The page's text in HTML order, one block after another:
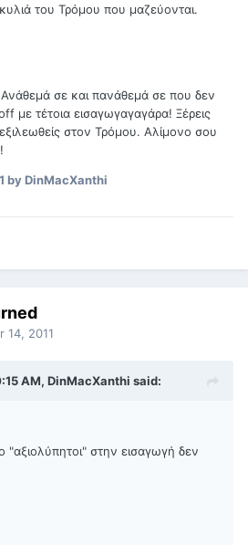
του Τρόμου που μαζεύονται.
σε και πανάθεμά σε που δεν
με τέτοια εισαγωγαγαγάρα! Ξέρεις
στον Τρόμου. Αλίμονο σου
by DinMacXanthi
14, 2011
AM, DinMacXanthi said:
"αξιολύπητοι" στην εισαγωγή δεν